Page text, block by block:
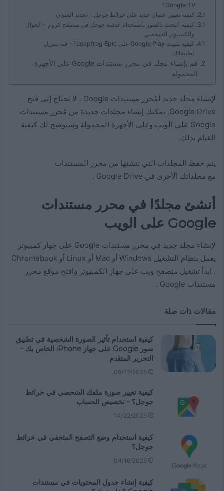
Google TV؟
كيفية تعيين عنوان جديد على خرائط جوجل – تجديد العنوان
كيفية البحث بالصور باستخدام عدسة جوجل في متصفح كروم – الجوال
والكمبيوتر الشخصي
كيفية تثبيت Google Play على Leapfrog Epic؟ – قم بتنزيل
تطبيقاتك
قم بإنشاء مجلد في محرر مستندات Google على الأجهزة
المحمولة
لإنشاء مجلد جديد لمُحرر مستندات Google ، لا تحتاج إلى فتح
Google Drive. يمكنك إنشاء مجلدات جديدة من مُحرر مستندات
Google على الويب وعلى الأجهزة المحمولة وسنوضح لك كيفية
القيام بذلك.
يتم حفظ المجلدات التي تنشئها من محرر المستندات
مع مجلداتك الأخرى في Google Drive .
أنشئ مجلدًا في محرر مستندات
Google على الويب
لإنشاء مجلد جديد في محرر مستندات Google على جهاز كمبيوتر
يعمل بنظام التشغيل Windows أو Mac أو Linux أو Chromebook
. ابدأ تشغيل متصفح ويب على جهاز الكمبيوتر وافتح موقع محرر
مستندات Google .
مقالات ذات صلة
كيفية استخدام تأثير الصورة الشخصية في تطبيق
صور Google على جهاز iPhone الخاص بك –
التحرير المتقدم
06/22/2025
كيفية تغيير صورة ملفك الشخصي في خرائط
جوجل؟ – تخصيص الحساب
04/22/2025
كيفية استخدام وضع التصفح المتخفي في خرائط
جوجل؟
04/16/2025
كيفية إنشاء جدول المحتويات في مستندات